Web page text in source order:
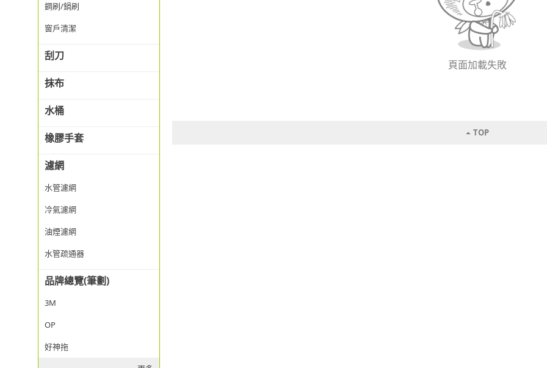
鋼刷/鍋刷
窗戶清潔
刮刀
抹布
水桶
橡膠手套
濾網
水管濾網
冷氣濾網
油煙濾網
水管疏通器
品牌總覽(筆劃)
3M
OP
好神拖
頁面加載失敗
TOP